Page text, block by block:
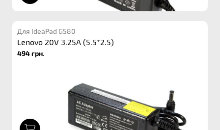
Для IdeaPad G580
Lenovo 20V 3.25A (5.5*2.5)
494 грн.